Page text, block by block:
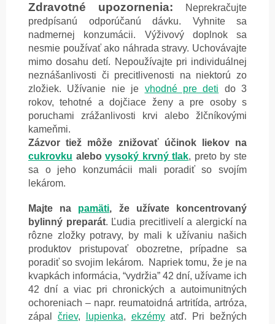
Zdravotné upozornenia:
Neprekračujte
predpísanú odporúčanú dávku. Vyhnite sa
nadmernej konzumácii. Výživový doplnok sa
nesmie používať ako náhrada stravy. Uchovávajte
mimo dosahu detí. Nepoužívajte pri individuálnej
neznášanlivosti či precitlivenosti na niektorú zo
zložiek. Užívanie nie je vhodné pre deti do 3
rokov, tehotné a dojčiace ženy a pre osoby s
poruchami zrážanlivosti krvi alebo žlčníkovými
kameňmi.
Zázvor tiež môže znižovať účinok liekov na
cukrovku alebovysoký krvný tlak, preto by ste
sa o jeho konzumácii mali poradiť so svojím
lekárom.
Majte na pamäti, že užívate koncentrovaný
bylinný preparát. Ľudia precitlivelí a alergickí na
rôzne zložky potravy, by mali k užívaniu našich
produktov pristupovať obozretne, prípadne sa
poradiť so svojim lekárom. Napriek tomu, že je na
kvapkách informácia, “vydržia” 42 dní, užívame ich
42 dní a viac pri chronických a autoimunitných
ochoreniach – napr. reumatoidná artritída, artróza,
zápal čriev, lupienka, ekzémyatď. Pri bežných